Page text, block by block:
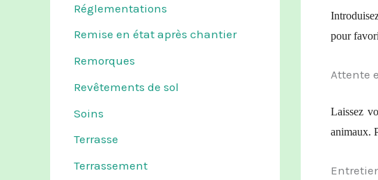
Réglementations
Remise en état après chantier
Remorques
Revêtements de sol
Soins
Terrasse
Terrassement
pour
Attente
Laissez
animaux.